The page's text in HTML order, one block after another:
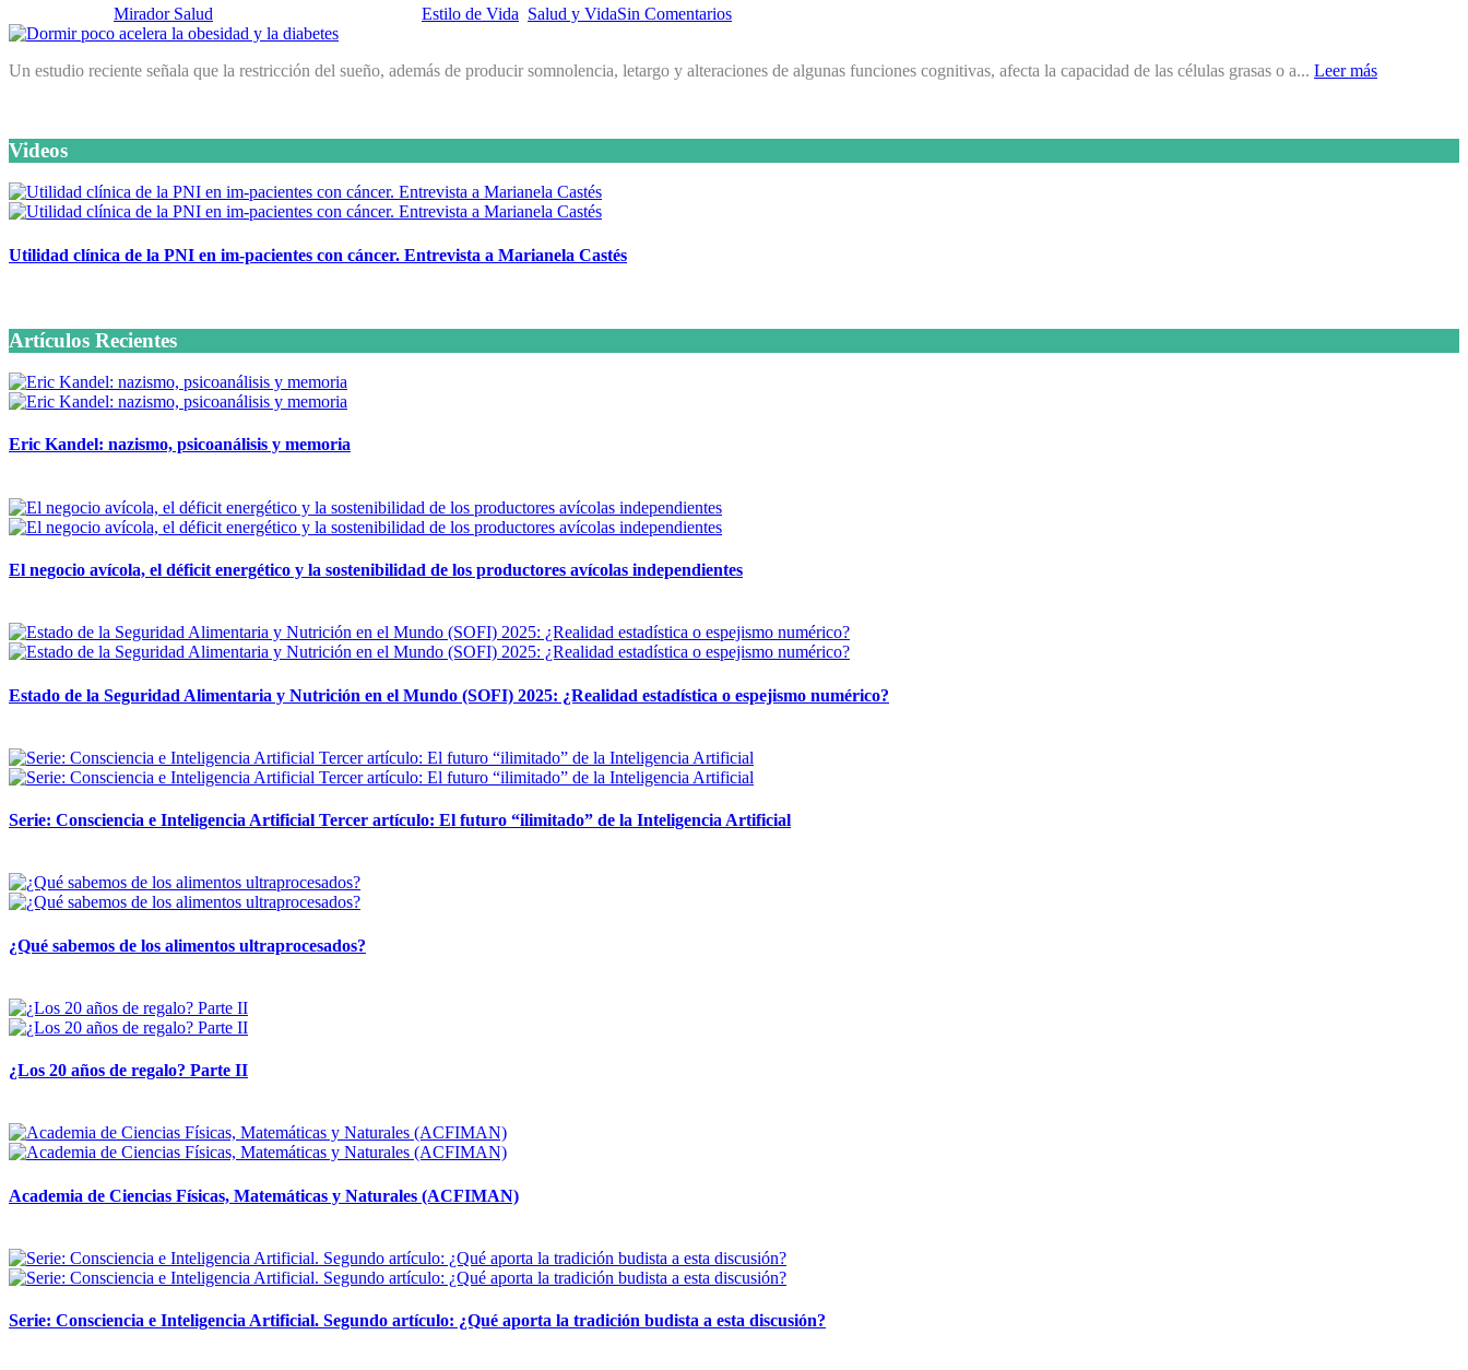
Mirador Salud Estilo de Vida Salud y VidaSin Comentarios
Un estudio reciente señala que la restricción del sueño, además de producir somnolencia, letargo y alteraciones de algunas funciones cognitivas, afecta la capacidad de las células grasas o a... Leer más
Videos
Utilidad clínica de la PNI en im-pacientes con cáncer. Entrevista a Marianela Castés
Artículos Recientes
Eric Kandel: nazismo, psicoanálisis y memoria
El negocio avícola, el déficit energético y la sostenibilidad de los productores avícolas independientes
Estado de la Seguridad Alimentaria y Nutrición en el Mundo (SOFI) 2025: ¿Realidad estadística o espejismo numérico?
Serie: Consciencia e Inteligencia Artificial Tercer artículo: El futuro “ilimitado” de la Inteligencia Artificial
¿Qué sabemos de los alimentos ultraprocesados?
¿Los 20 años de regalo? Parte II
Academia de Ciencias Físicas, Matemáticas y Naturales (ACFIMAN)
Serie: Consciencia e Inteligencia Artificial. Segundo artículo: ¿Qué aporta la tradición budista a esta discusión?